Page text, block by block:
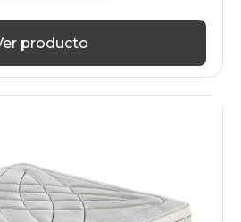
producto